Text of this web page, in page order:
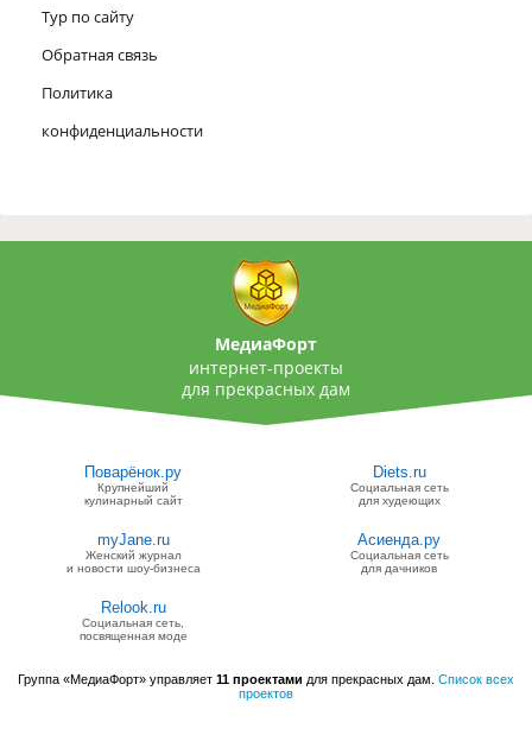
Тур по сайту
Обратная связь
Политика
конфиденциальности
МедиаФорт
интернет-проекты
для прекрасных дам
Поварёнок.ру
Крупнейший
кулинарный сайт
Diets.ru
Социальная сеть
для худеющих
myJane.ru
Женский журнал
и новости шоу-бизнеса
Асиенда.ру
Социальная сеть
для дачников
Relook.ru
Социальная сеть,
посвященная моде
Группа «МедиаФорт» управляет 11 проектами для прекрасных дам. Список всех
проектов